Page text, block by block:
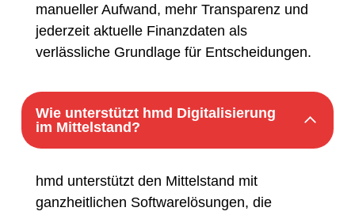
manueller Aufwand, mehr Transparenz und
jederzeit aktuelle Finanzdaten als
verlässliche Grundlage für Entscheidungen.
Wie unterstützt hmd Digitalisierung
im Mittelstand?
hmd unterstützt den Mittelstand mit
ganzheitlichen Softwarelösungen, die